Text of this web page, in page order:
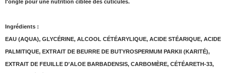
l'ongle pour une nutrition ciblée des cuticules.
Ingrédients :
EAU (AQUA), GLYCÉRINE, ALCOOL CÉTÉARYLIQUE, ACIDE STÉARIQUE, ACIDE
PALMITIQUE, EXTRAIT DE BEURRE DE BUTYROSPERMUM PARKII (KARITÉ),
EXTRAIT DE FEUILLE D'ALOE BARBADENSIS, CARBOMÈRE, CÉTÉARETH-33,